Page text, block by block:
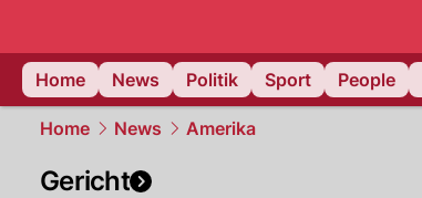
Home
News Politik Sport People
Home News Amerika
Gericht